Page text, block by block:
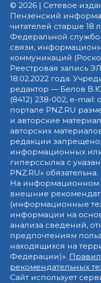
© 2026 | Сетевое
Пензенский
читателей старше 18
Федеральной
связи,
коммуникаций
Реестровая запись
18.02.2022 года.
редактор — Белов
(8412) 238-002, e-
портале PNZ.RU
и авторские
авторских
редакции
информационных
гиперссылка с
PNZ.RU» обязательна.
На информационном
внешние
(информационные
информации на
анализа сведений,
предпочтениям
находящихся на
Федерации)».
рекомендательных
Сайт использует